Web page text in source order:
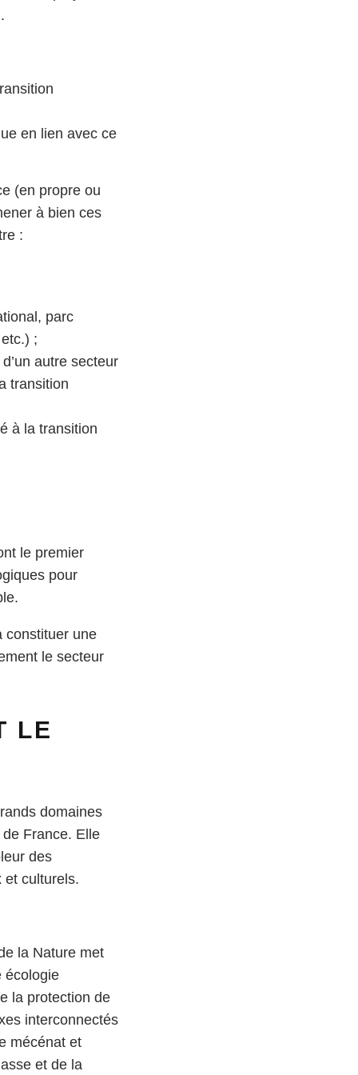
en lien avec ce
(en propre ou
à bien ces
:
parc
;
autre secteur
transition
à la transition
le premier
pour
constituer une
le secteur
LE
domaines
de France. Elle
des
et culturels.
la Nature met
écologie
la protection de
interconnectés
mécénat et
et de la